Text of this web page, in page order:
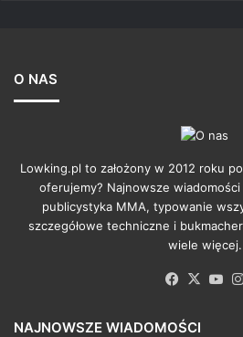
O NAS
Lowking.pl to założony w 2012 roku
oferujemy? Najnowsze
publicystyka MMA, typowanie
szczegółowe techniczne i
wiele więcej.
Facebook
X
NAJNOWSZE WIADOMOŚCI